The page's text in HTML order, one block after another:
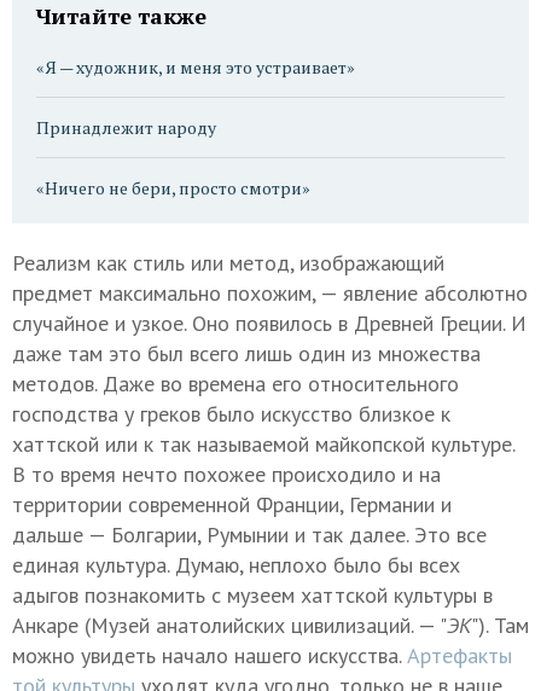
Читайте также
«Я — художник, и меня это устраивает»
Принадлежит народу
«Ничего не бери, просто смотри»
Реализм как стиль или метод, изображающий
предмет максимально похожим, — явление абсолютно
случайное и узкое. Оно появилось в Древней Греции. И
даже там это был всего лишь один из множества
методов. Даже во времена его относительного
господства у греков было искусство близкое к
хаттской или к так называемой майкопской культуре.
В то время нечто похожее происходило и на
территории современной Франции, Германии и
дальше — Болгарии, Румынии и так далее. Это все
единая культура. Думаю, неплохо было бы всех
адыгов познакомить с музеем хаттской культуры в
Анкаре (Музей анатолийских цивилизаций. — "ЭК"). Там
можно увидеть начало нашего искусства.Артефакты